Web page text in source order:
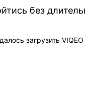
без
загрузить VIQEO